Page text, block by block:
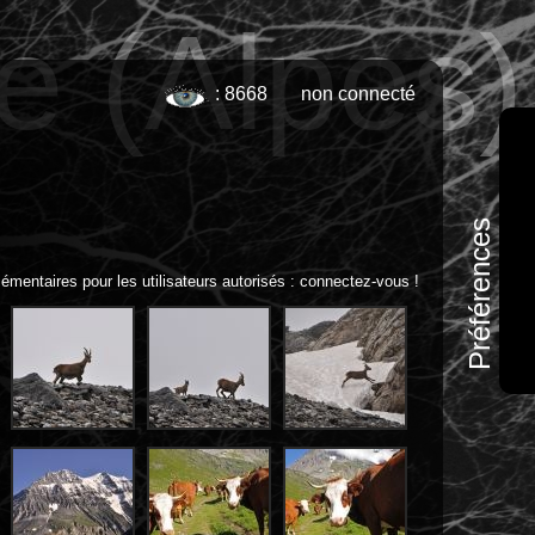
(Alpes)
: 8668 non connecté
pour les utilisateurs autorisés : connectez-vous ! Préférences